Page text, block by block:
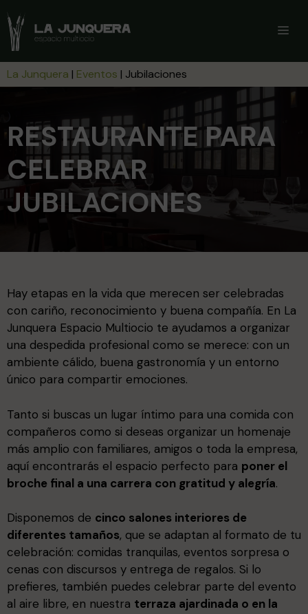
contenido
La Junquera | Eventos | Jubilaciones
RESTAURANTE PARA
CELEBRAR
JUBILACIONES
Hay etapas en la vida que merecen ser celebradas
con cariño, reconocimiento y buena compañía. En La
Junquera Espacio Multiocio te ayudamos a organizar
una despedida profesional como se merece: con un
ambiente cálido, buena gastronomía y un entorno
único para compartir emociones.
Tanto si buscas un lugar íntimo para una comida con
compañeros como si deseas organizar un homenaje
más amplio con familiares, amigos o toda la empresa,
aquí encontrarás el espacio perfecto para poner el
broche final a una carrera con gratitud y alegría.
Disponemos de cinco salones interiores de
diferentes tamaños, que se adaptan al formato de tu
celebración: comidas tranquilas, eventos sorpresa o
cenas con discursos y entrega de regalos. Si lo
prefieres, también puedes celebrar parte del evento
al aire libre, en nuestra terraza ajardinada o en la